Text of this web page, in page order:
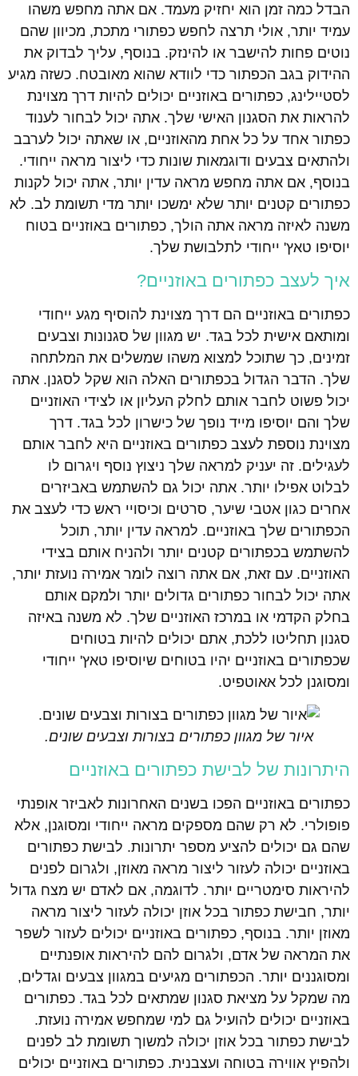
הבדל כמה זמן הוא יחזיק מעמד. אם אתה מחפש משהו
עמיד יותר, אולי תרצה לחפש כפתורי מתכת, מכיוון שהם
נוטים פחות להישבר או להינזק. בנוסף, עליך לבדוק את
ההידוק בגב הכפתור כדי לוודא שהוא מאובטח. כשזה מגיע
לסטיילינג, כפתורים באוזניים יכולים להיות דרך מצוינת
להראות את הסגנון האישי שלך. אתה יכול לבחור לענוד
כפתור אחד על כל אחת מהאוזניים, או שאתה יכול לערבב
ולהתאים צבעים ודוגמאות שונות כדי ליצור מראה ייחודי.
בנוסף, אם אתה מחפש מראה עדין יותר, אתה יכול לקנות
כפתורים קטנים יותר שלא ימשכו יותר מדי תשומת לב. לא
משנה לאיזה מראה אתה הולך, כפתורים באוזניים בטוח
יוסיפו טאץ' ייחודי לתלבושת שלך.
איך לעצב כפתורים באוזניים?
כפתורים באוזניים הם דרך מצוינת להוסיף מגע ייחודי
ומותאם אישית לכל בגד. יש מגוון של סגנונות וצבעים
זמינים, כך שתוכל למצוא משהו שמשלים את המלתחה
שלך. הדבר הגדול בכפתורים האלה הוא שקל לסגנן. אתה
יכול פשוט לחבר אותם לחלק העליון או לצידי האוזניים
שלך והם יוסיפו מייד נופך של כישרון לכל בגד. דרך
מצוינת נוספת לעצב כפתורים באוזניים היא לחבר אותם
לעגילים. זה יעניק למראה שלך ניצוץ נוסף ויגרום לו
לבלוט אפילו יותר. אתה יכול גם להשתמש באביזרים
אחרים כגון אטבי שיער, סרטים וכיסויי ראש כדי לעצב את
הכפתורים שלך באוזניים. למראה עדין יותר, תוכל
להשתמש בכפתורים קטנים יותר ולהניח אותם בצידי
האוזניים. עם זאת, אם אתה רוצה לומר אמירה נועזת יותר,
אתה יכול לבחור כפתורים גדולים יותר ולמקם אותם
בחלק הקדמי או במרכז האוזניים שלך. לא משנה באיזה
סגנון תחליטו ללכת, אתם יכולים להיות בטוחים
שכפתורים באוזניים יהיו בטוחים שיוסיפו טאץ' ייחודי
ומסוגנן לכל אאוטפיט.
איור של מגוון כפתורים בצורות וצבעים שונים.
היתרונות של לבישת כפתורים באוזניים
כפתורים באוזניים הפכו בשנים האחרונות לאביזר אופנתי
פופולרי. לא רק שהם מספקים מראה ייחודי ומסוגנן, אלא
שהם גם יכולים להציע מספר יתרונות. לבישת כפתורים
באוזניים יכולה לעזור ליצור מראה מאוזן, ולגרום לפנים
להיראות סימטריים יותר. לדוגמה, אם לאדם יש מצח גדול
יותר, חבישת כפתור בכל אוזן יכולה לעזור ליצור מראה
מאוזן יותר. בנוסף, כפתורים באוזניים יכולים לעזור לשפר
את המראה של אדם, ולגרום להם להיראות אופנתיים
ומסוגננים יותר. הכפתורים מגיעים במגוון צבעים וגדלים,
מה שמקל על מציאת סגנון שמתאים לכל בגד. כפתורים
באוזניים יכולים להועיל גם למי שמחפש אמירה נועזת.
לבישת כפתור בכל אוזן יכולה למשוך תשומת לב לפנים
ולהפיץ אווירה בטוחה ועצבנית. כפתורים באוזניים יכולים